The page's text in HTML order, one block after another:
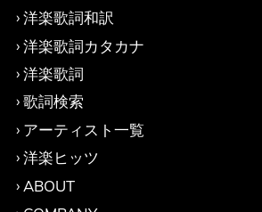
洋楽歌詞和訳
洋楽歌詞カタカナ
洋楽歌詞
歌詞検索
アーティスト一覧
洋楽ヒッツ
ABOUT